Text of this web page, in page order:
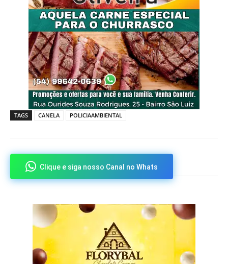
TAGS CANELA POLICIAAMBIENTAL
Clique e siga nosso Canal no Whats